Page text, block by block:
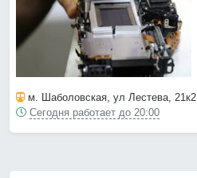
м. Шаболовская, ул Лестева, 21к2
Сегодня работает до 20:00